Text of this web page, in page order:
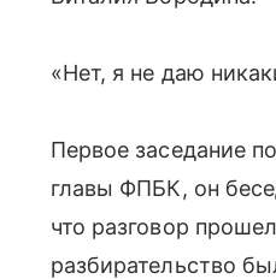
«Нет, я не даю
Первое заседание
главы ФПБК, он
что разговор
разбирательство